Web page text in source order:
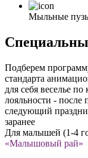
Мыльные
Подберем
стандарта
для себя веселье
лояльности - после
следующий
заранее
Для малышей (1-4
«Малышовый рай»